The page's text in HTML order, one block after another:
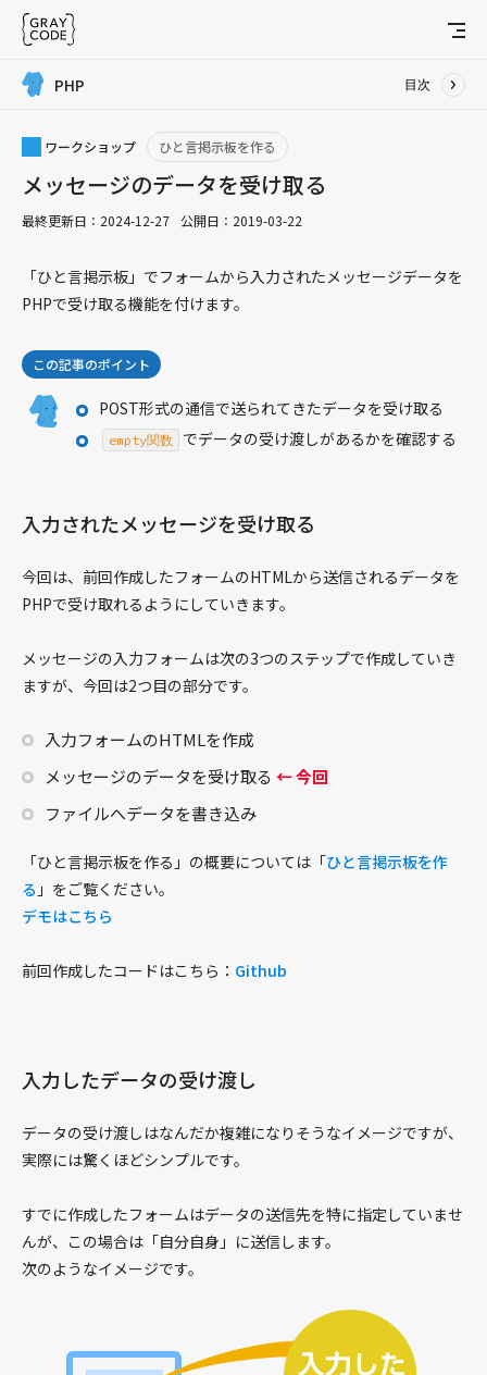
レシピ
Ajax
アニメーション
音声
ブラウザ
イベント
実行するタイミング
ファイル
画像
JSON
数値
正規表現
日付・時間
URL
HTML & CSS
CSSレシピ
画像
レイアウト
マークアップ
テーブル
PHP 目次
ワークショップ ひと言掲示板を作る
メッセージのデータを受け取る
最終更新日： 2024-12-27 公開日： 2019-03-22
「ひと言掲示板」でフォームから入力されたメッセージデータを
PHPで受け取る機能を付けます。
この記事のポイント
POST形式の通信で送られてきたデータを受け取る
empty関数 でデータの受け渡しがあるかを確認する
入力されたメッセージを受け取る
今回は、前回作成したフォームのHTMLから送信されるデータを
PHPで受け取れるようにしていきます。
メッセージの入力フォームは次の3つのステップで作成していき
ますが、今回は2つ目の部分です。
入力フォームのHTMLを作成
メッセージのデータを受け取る ← 今回
ファイルへデータを書き込み
「ひと言掲示板を作る」の概要については「ひと言掲示板を作
る 」をご覧ください。
デモはこちら
前回作成したコードはこちら： Github
入力したデータの受け渡し
データの受け渡しはなんだか複雑になりそうなイメージですが、
実際には驚くほどシンプルです。
すでに作成したフォームはデータの送信先を特に指定していませ
んが、この場合は「自分自身」に送信します。
次のようなイメージです。